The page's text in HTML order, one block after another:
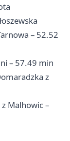
– 52.52
– 57.49 min
z
Malhowic –